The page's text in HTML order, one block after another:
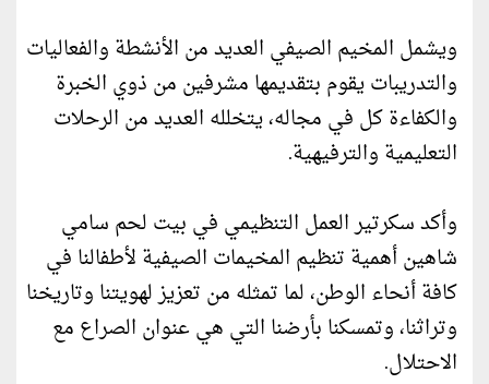
ويشمل المخيم الصيفي العديد من الأنشطة والفعاليات
والتدريبات يقوم بتقديمها مشرفين من ذوي الخبرة
والكفاءة كل في مجاله، يتخلله العديد من الرحلات
التعليمية والترفيهية.
وأكد سكرتير العمل التنظيمي في بيت لحم سامي
شاهين أهمية تنظيم المخيمات الصيفية لأطفالنا في
كافة أنحاء الوطن، لما تمثله من تعزيز لهويتنا وتاريخنا
وتراثنا، وتمسكنا بأرضنا التي هي عنوان الصراع مع
الاحتلال.